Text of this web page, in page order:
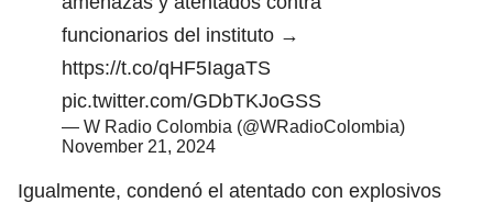
funcionarios del instituto →
https://t.co/qHF5IagaTS
pic.twitter.com/GDbTKJoGSS
— W Radio Colombia (@WRadioColombia)
November 21, 2024
Igualmente, condenó el atentado con explosivos